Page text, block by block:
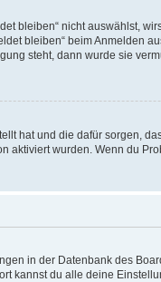
bleiben“ nicht auswählst,
bleiben“ beim Anmelden
steht, dann wurde sie
hat und die dafür sorgen,
aktiviert wurden. Wenn du
in der Datenbank des
kannst du alle deine